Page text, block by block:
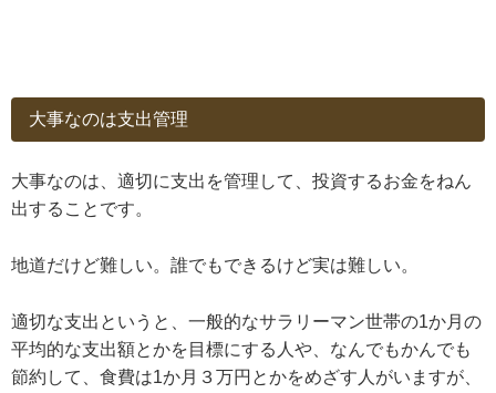
大事なのは支出管理
大事なのは、適切に支出を管理して、投資するお金をねん
出することです。
地道だけど難しい。誰でもできるけど実は難しい。
適切な支出というと、一般的なサラリーマン世帯の1か月の
平均的な支出額とかを目標にする人や、なんでもかんでも
節約して、食費は1か月３万円とかをめざす人がいますが、